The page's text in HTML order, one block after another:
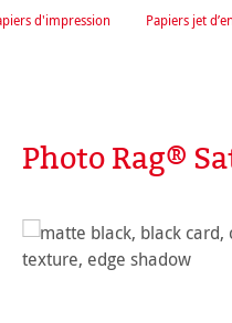
Papiers jet
d'impression
Photo Rag®
Ignorer la galerie d'images